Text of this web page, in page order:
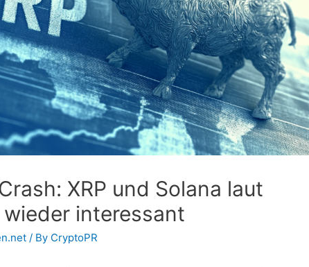
XRP und Solana laut
interessant
/ By CryptoPR